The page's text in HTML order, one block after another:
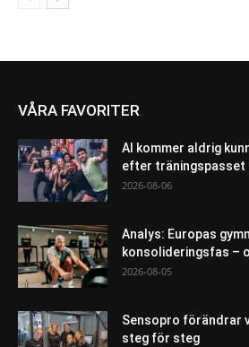
VÅRA FAVORITER
AI kommer aldrig
efter träningspasset
2026-08-06
Analys: Europas
konsolideringsfas –
2026-08-05
Sensopro förändrar
steg för steg